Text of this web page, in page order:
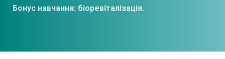
Бонус навчання: біоревіталізація.